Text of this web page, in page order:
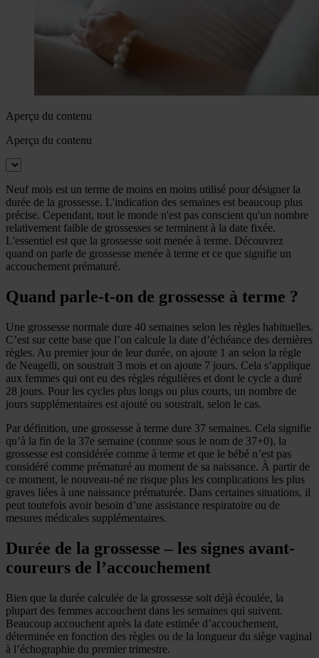
Aperçu du contenu
Aperçu du contenu
Neuf mois est un terme de moins en moins utilisé pour désigner la
durée de la grossesse. L'indication des semaines est beaucoup plus
précise. Cependant, tout le monde n'est pas conscient qu'un nombre
relativement faible de grossesses se terminent à la date fixée.
L'essentiel est que la grossesse soit menée à terme. Découvrez
quand on parle de grossesse menée à terme et ce que signifie un
accouchement prématuré.
Quand parle-t-on de grossesse à terme ?
Une grossesse normale dure 40 semaines selon les règles habituelles.
C’est sur cette base que l’on calcule la date d’échéance des dernières
règles. Au premier jour de leur durée, on ajoute 1 an selon la règle
de Neagelli, on soustrait 3 mois et on ajoute 7 jours. Cela s’applique
aux femmes qui ont eu des règles régulières et dont le cycle a duré
28 jours. Pour les cycles plus longs ou plus courts, un nombre de
jours supplémentaires est ajouté ou soustrait, selon le cas.
Par définition, une grossesse à terme dure 37 semaines. Cela signifie
qu’à la fin de la 37e semaine (connue sous le nom de 37+0), la
grossesse est considérée comme à terme et que le bébé n’est pas
considéré comme prématuré au moment de sa naissance. À partir de
ce moment, le nouveau-né ne risque plus les complications les plus
graves liées à une naissance prématurée. Dans certaines situations, il
peut toutefois avoir besoin d’une assistance respiratoire ou de
mesures médicales supplémentaires.
Durée de la grossesse – les signes avant-
coureurs de l’accouchement
Bien que la durée calculée de la grossesse soit déjà écoulée, la
plupart des femmes accouchent dans les semaines qui suivent.
Beaucoup accouchent après la date estimée d’accouchement,
déterminée en fonction des règles ou de la longueur du siège vaginal
à l’échographie du premier trimestre.